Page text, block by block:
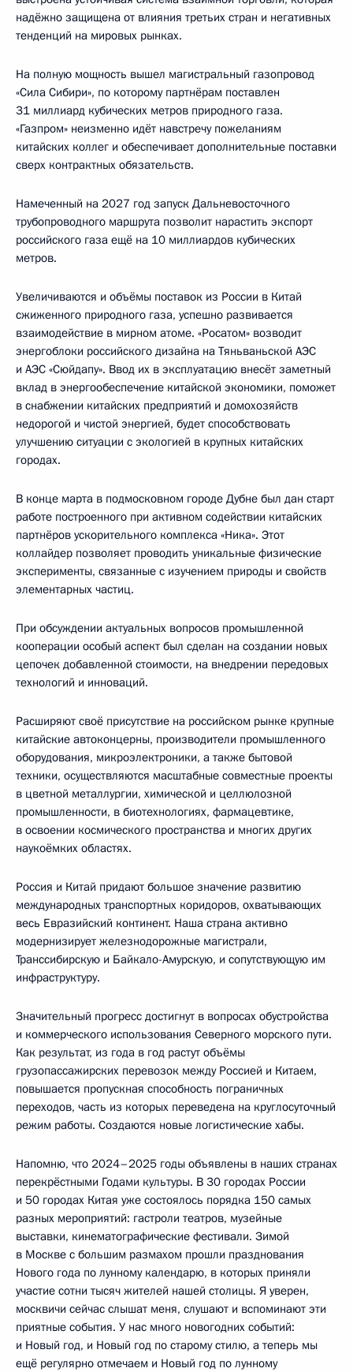
надёжно защищена от влияния третьих стран и негативных
тенденций на мировых рынках.
На полную мощность вышел магистральный газопровод
«Сила Сибири», по которому партнёрам поставлен
31 миллиард кубических метров природного газа.
«Газпром» неизменно идёт навстречу пожеланиям
китайских коллег и обеспечивает дополнительные поставки
сверх контрактных обязательств.
Намеченный на 2027 год запуск Дальневосточного
трубопроводного маршрута позволит нарастить экспорт
российского газа ещё на 10 миллиардов кубических
метров.
Увеличиваются и объёмы поставок из России в Китай
сжиженного природного газа, успешно развивается
взаимодействие в мирном атоме. «Росатом» возводит
энергоблоки российского дизайна на Тяньваньской АЭС
и АЭС «Сюйдапу». Ввод их в эксплуатацию внесёт заметный
вклад в энергообеспечение китайской экономики, поможет
в снабжении китайских предприятий и домохозяйств
недорогой и чистой энергией, будет способствовать
улучшению ситуации с экологией в крупных китайских
городах.
В конце марта в подмосковном городе Дубне был дан старт
работе построенного при активном содействии китайских
партнёров ускорительного комплекса «Ника». Этот
коллайдер позволяет проводить уникальные физические
эксперименты, связанные с изучением природы и свойств
элементарных частиц.
При обсуждении актуальных вопросов промышленной
кооперации особый аспект был сделан на создании новых
цепочек добавленной стоимости, на внедрении передовых
технологий и инноваций.
Расширяют своё присутствие на российском рынке крупные
китайские автоконцерны, производители промышленного
оборудования, микроэлектроники, а также бытовой
техники, осуществляются масштабные совместные проекты
в цветной металлургии, химической и целлюлозной
промышленности, в биотехнологиях, фармацевтике,
в освоении космического пространства и многих других
наукоёмких областях.
Россия и Китай придают большое значение развитию
международных транспортных коридоров, охватывающих
весь Евразийский континент. Наша страна активно
модернизирует железнодорожные магистрали,
Транссибирскую и Байкало-Амурскую, и сопутствующую им
инфраструктуру.
Значительный прогресс достигнут в вопросах обустройства
и коммерческого использования Северного морского пути.
Как результат, из года в год растут объёмы
грузопассажирских перевозок между Россией и Китаем,
повышается пропускная способность пограничных
переходов, часть из которых переведена на круглосуточный
режим работы. Создаются новые логистические хабы.
Напомню, что 2024–2025 годы объявлены в наших странах
перекрёстными Годами культуры. В 30 городах России
и 50 городах Китая уже состоялось порядка 150 самых
разных мероприятий: гастроли театров, музейные
выставки, кинематографические фестивали. Зимой
в Москве с большим размахом прошли празднования
Нового года по лунному календарю, в которых приняли
участие сотни тысяч жителей нашей столицы. Я уверен,
москвичи сейчас слышат меня, слушают и вспоминают эти
приятные события. У нас много новогодних событий:
и Новый год, и Новый год по старому стилю, а теперь мы
ещё регулярно отмечаем и Новый год по лунному